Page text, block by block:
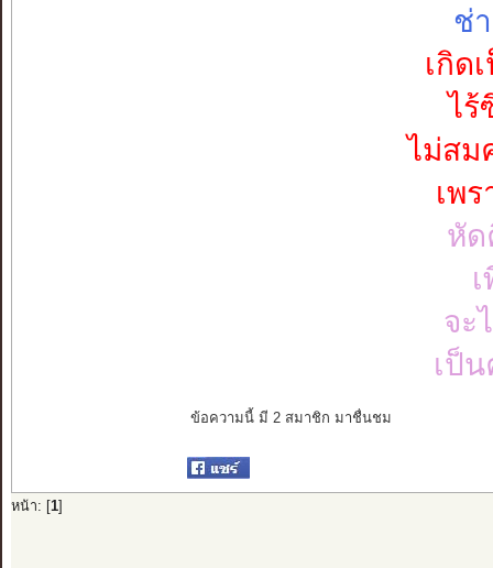
ช่
เกิด
ไร้
ไม่สม
เพ
หัด
จะ
เป็
ข้อความนี้ มี 2 สมาชิก มาชื่นชม
หน้า: [ 1]